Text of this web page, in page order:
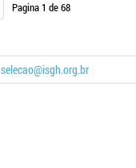
Pagina 1 de 68
selecao@isgh.org.br